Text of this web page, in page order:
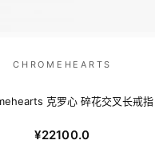
CHROMEHEARTS
克罗心 碎花交叉长戒指
¥22100.0